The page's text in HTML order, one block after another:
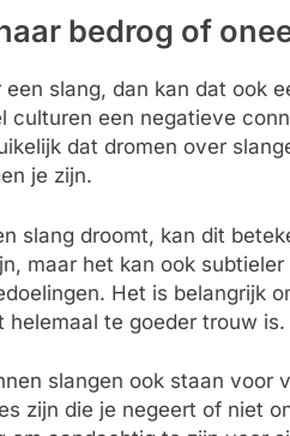
bedrog of
een slang, dan kan dat ook
culturen een negatieve
dat dromen over
je zijn.
slang droomt, kan dit
maar het kan ook
Het is belangrijk
helemaal te goeder trouw is.
slangen ook staan voor
zijn die je negeert of niet